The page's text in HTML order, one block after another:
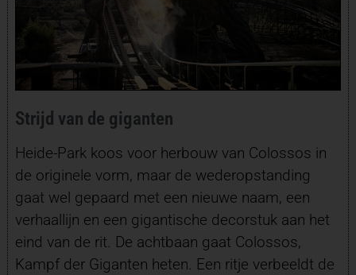
Strijd van de giganten
Heide-Park koos voor herbouw van Colossos in
de originele vorm, maar de wederopstanding
gaat wel gepaard met een nieuwe naam, een
verhaallijn en een gigantische decorstuk aan het
eind van de rit. De achtbaan gaat Colossos,
Kampf der Giganten heten. Een ritje verbeeldt de